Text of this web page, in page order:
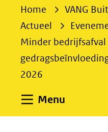
Home
VANG
Actueel
Minder
2026
Menu